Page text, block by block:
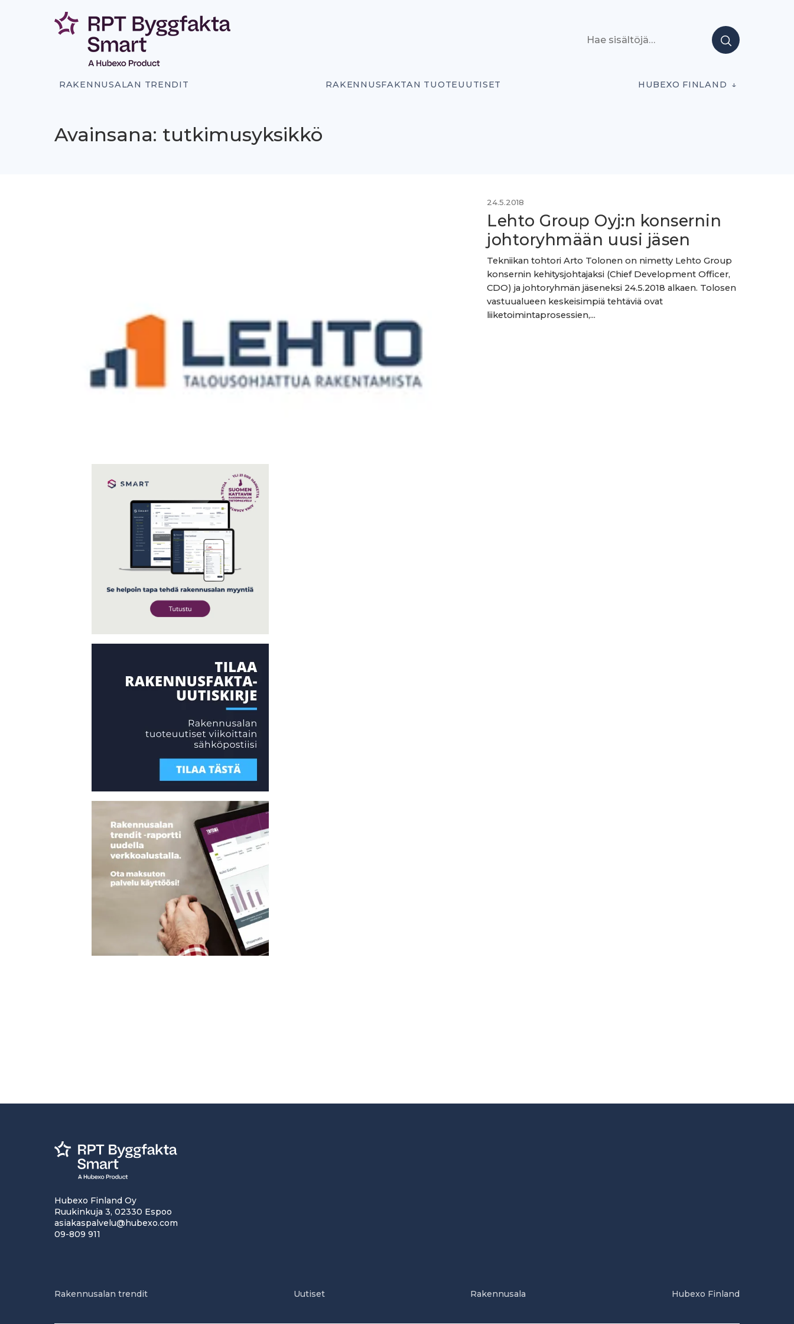
RAKENNUSALAN TRENDIT RAKENNUSFAKTAN TUOTEUUTISET HUBEXO FINLAND
Avainsana: tutkimusyksikkö
24.5.2018
Lehto Group Oyj:n konsernin
johtoryhmään uusi jäsen
Tekniikan tohtori Arto Tolonen on nimetty Lehto Group
konsernin kehitysjohtajaksi (Chief Development Officer,
CDO) ja johtoryhmän jäseneksi 24.5.2018 alkaen. Tolosen
vastuualueen keskeisimpiä tehtäviä ovat
liiketoimintaprosessien,...
Hubexo Finland Oy
Ruukinkuja 3, 02330 Espoo
asiakaspalvelu@hubexo.com
09-809 911
Rakennusalan trendit Uutiset Rakennusala Hubexo Finland